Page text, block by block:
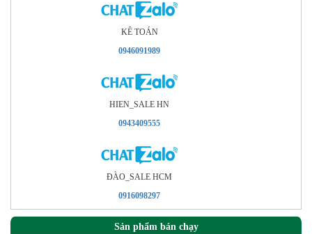
KÊ TOÁN
0946091989
HIEN_SALE HN
0943409555
ÐÀO_SALE HCM
0916098297
Sản phẩm bán chạy